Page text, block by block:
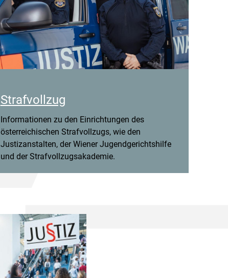
Strafvollzug
Informationen zu den Einrichtungen des
österreichischen Strafvollzugs, wie den
Justizanstalten, der Wiener Jugendgerichtshilfe
und der Strafvollzugsakademie.